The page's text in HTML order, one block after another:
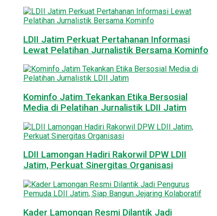
LDII Jatim Perkuat Pertahanan Informasi
Lewat Pelatihan Jurnalistik Bersama Kominfo
Kominfo Jatim Tekankan Etika Bersosial
Media di Pelatihan Jurnalistik LDII Jatim
LDII Lamongan Hadiri Rakorwil DPW LDII
Jatim, Perkuat Sinergitas Organisasi
Kader Lamongan Resmi Dilantik Jadi